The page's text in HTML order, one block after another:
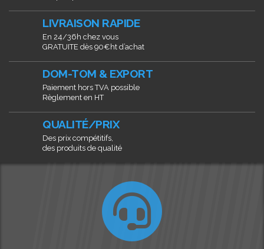
LIVRAISON RAPIDE
En 24/36h chez vous
GRATUITE dès 90€ht d’achat
DOM-TOM & EXPORT
Paiement hors TVA possible
Règlement en HT
QUALITÉ/PRIX
Des prix compétitifs,
des produits de qualité